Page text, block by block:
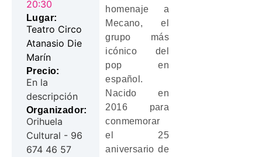
20:30
Lugar:
Teatro Circo
Atanasio Die
Marín
Precio:
En la
descripción
Organizador:
Orihuela
Cultural - 96
674 46 57
homenaje a
Mecano, el
grupo más
icónico del
pop en
español.
Nacido en
2016 para
conmemorar
el 25
aniversario de